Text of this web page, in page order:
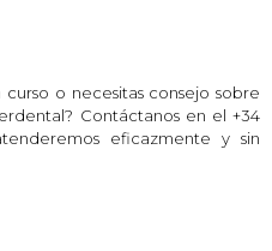
o necesitas consejo sobre
Contáctanos en el +34
eficazmente y sin